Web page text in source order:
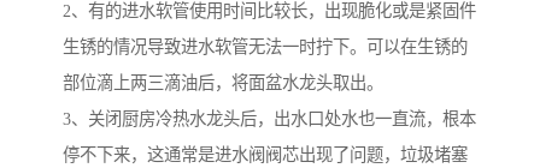
2、有的进水软管使用时间比较长，出现脆化或是紧固件
生锈的情况导致进水软管无法一时拧下。可以在生锈的
部位滴上两三滴油后，将面盆水龙头取出。
3、关闭厨房冷热水龙头后，出水口处水也一直流，根本
停不下来，这通常是进水阀阀芯出现了问题，垃圾堵塞